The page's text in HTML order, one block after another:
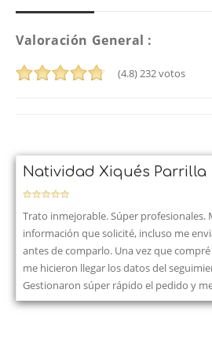
Valoración General :
(4.8)232votos
Natividad Xiqués Parrilla
Trato inmejorable. Súper profesionales.
información que solicité, incluso me
antes de comparlo. Una vez que
me hicieron llegar los datos del
Gestionaron súper rápido el pedido y